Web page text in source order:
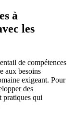
à
les
de compétences
aux besoins
exigeant. Pour
des
pratiques qui